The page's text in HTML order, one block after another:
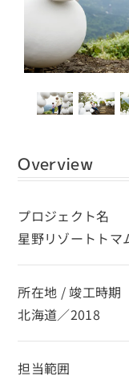
Overview
プロジェクト名
星野リゾートト
所在地 / 竣工時期
北海道／2018
担当範囲